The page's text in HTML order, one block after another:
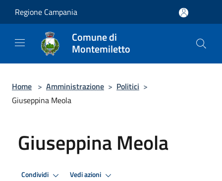
Regione Campania
Comune di
Montemiletto
Home > Amministrazione > Politici >
Giuseppina Meola
Giuseppina Meola
Condividi Vedi azioni